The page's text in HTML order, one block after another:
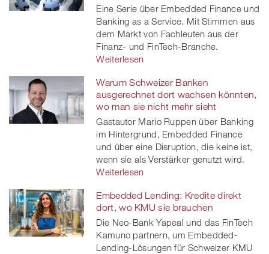
Eine Serie über Embedded Finance und
Banking as a Service. Mit Stimmen aus
dem Markt von Fachleuten aus der
Finanz- und FinTech-Branche.
Weiterlesen
Warum Schweizer Banken
ausgerechnet dort wachsen könnten,
wo man sie nicht mehr sieht
Gastautor Mario Ruppen über Banking
im Hintergrund, Embedded Finance
und über eine Disruption, die keine ist,
wenn sie als Verstärker genutzt wird.
Weiterlesen
Embedded Lending: Kredite direkt
dort, wo KMU sie brauchen
Die Neo-Bank Yapeal und das FinTech
Kamuno partnern, um Embedded-
Lending-Lösungen für Schweizer KMU